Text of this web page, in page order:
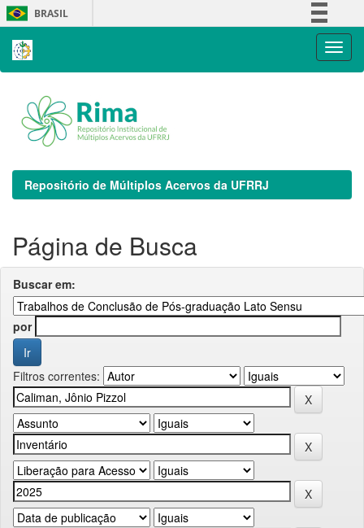
Skip
navigation
BRASIL
Repositório de Múltiplos Acervos da UFRRJ
Página de Busca
Buscar em:
por
Filtros correntes: